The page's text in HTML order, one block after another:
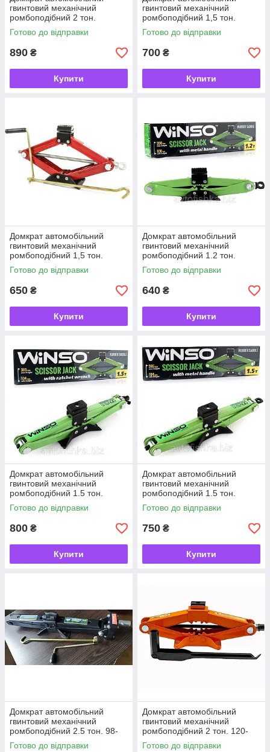
гвинтовий механічний
ромбоподібний 2 тон.
"CARLIFE" (Без гумки) 120-
413 мм SJ227
Готово до відправки
890 ₴
Купити
гвинтовий механічний
ромбоподібний 1,5 тон.
"CARLIFE" з тріскачкою
(гумка) SJ226
Готово до відправки
700 ₴
Купити
Домкрат автомобільний
гвинтовий механічний
ромбоподібний 1,5 тон.
"CARLIFE" (резинка) SJ222
Готово до відправки
650 ₴
Купити
Домкрат автомобільний
гвинтовий механічний
ромбоподібний 1.2 тон.
WINSO С РЕЗИНКОЙ 100-
350ММ (121200)
Готово до відправки
640 ₴
Купити
Домкрат автомобільний
гвинтовий механічний
ромбоподібний 1.5 тон.
WINSO З РЕЗИНКОЮ і
тріскачкою 104-385ММ
Готово до відправки
800 ₴
Купити
Домкрат автомобільний
гвинтовий механічний
ромбоподібний 1.5 тон.
WINSO З РЕЗИНКОЮ 104-
385ММ
Готово до відправки
750 ₴
Купити
Домкрат автомобільний
гвинтовий механічний
ромбоподібний 2.5 тон. 98-
440 мм Armer, з редуктором
Готово до відправки
Домкрат автомобільний
гвинтовий механічний
ромбоподібний 2 тон. 120-
413 мм Elegant Poland
Готово до відправки